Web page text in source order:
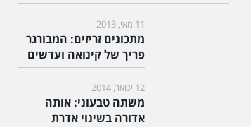
11 מאי, 2013
מתכונים זריזים: המבורגר
פריך של קינואה ועדשים
12 ינואר, 2014
משתה טבעוני: אותה
אדורה בשינוי אדרת